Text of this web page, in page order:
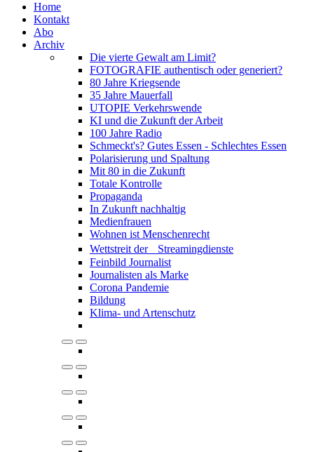
Home
Kontakt
Abo
Archiv
Die vierte Gewalt am Limit?
FOTOGRAFIE authentisch oder generiert?
80 Jahre Kriegsende
35 Jahre Mauerfall
UTOPIE Verkehrswende
KI und die Zukunft der Arbeit
100 Jahre Radio
Schmeckt's? Gutes Essen - Schlechtes Essen
Polarisierung und Spaltung
Mit 80 in die Zukunft
Totale Kontrolle
Propaganda
In Zukunft nachhaltig
Medienfrauen
Wohnen ist Menschenrecht
Wettstreit der Streamingdienste
Feinbild Journalist
Journalisten als Marke
Corona Pandemie
Bildung
Klima- und Artenschutz